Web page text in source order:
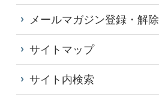
メールマガジン登録・解除
サイトマップ
サイト内検索